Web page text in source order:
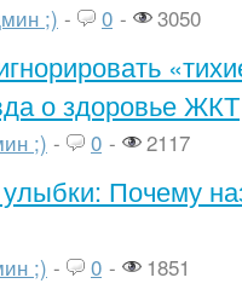
;) - 0 - 3050
о здоровье ЖКТ
;) - 0 - 2117
Почему
;) - 0 - 1851